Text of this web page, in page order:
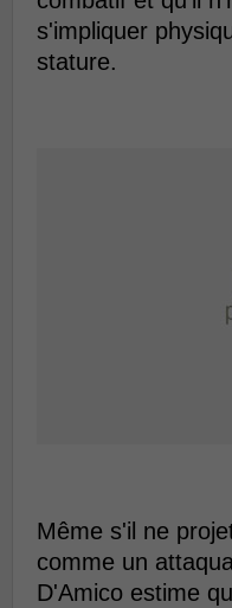
s'impliquer
stature.
Même s'il ne
comme un
D'Amico estime